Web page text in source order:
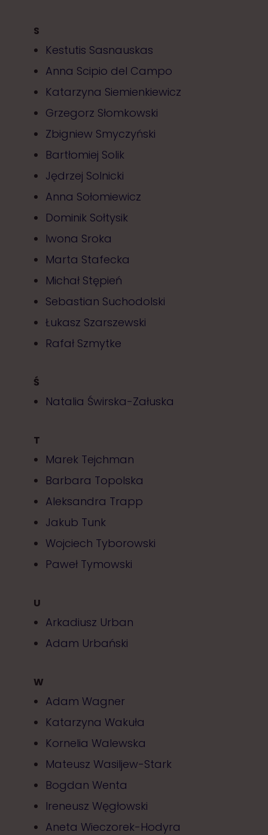
S
Kestutis Sasnauskas
Anna Scipio del Campo
Katarzyna Siemienkiewicz
Grzegorz Słomkowski
Zbigniew Smyczyński
Bartłomiej Solik
Jędrzej Solnicki
Anna Sołomiewicz
Dominik Sołtysik
Iwona Sroka
Marta Stafecka
Michał Stępień
Sebastian Suchodolski
Łukasz Szarszewski
Rafał Szmytke
Ś
Natalia Świrska-Załuska
T
Marek Tejchman
Barbara Topolska
Aleksandra Trapp
Jakub Tunk
Wojciech Tyborowski
Paweł Tymowski
U
Arkadiusz Urban
Adam Urbański
W
Adam Wagner
Katarzyna Wakuła
Kornelia Walewska
Mateusz Wasiljew-Stark
Bogdan Wenta
Ireneusz Węgłowski
Aneta Wieczorek-Hodyra